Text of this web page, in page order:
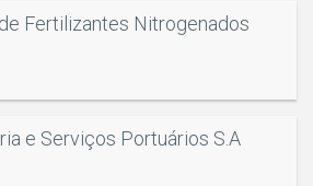
Fertilizantes Nitrogenados
e Serviços Portuários S.A